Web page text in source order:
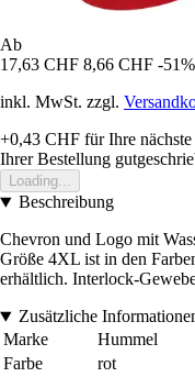
Ab
17,63 CHF 8,66 CHF -51%
inkl. MwSt. zzgl.
+0,43 CHF für Ihre
Ihrer Bestellung
Loading...
Beschreibung
Chevron und Logo mit
Größe 4XL ist in den
erhältlich. Interlock-
Zusätzliche
Marke
Hummel
Farbe
rot